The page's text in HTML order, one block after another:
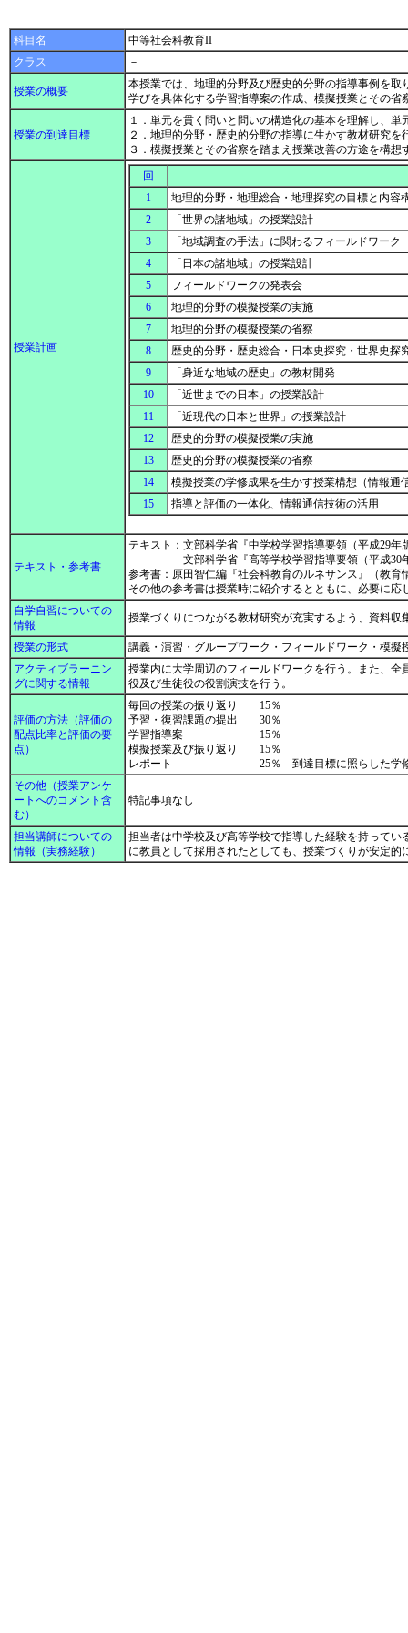
科目名
中等社会科教育II
クラス
－
授業の概要
本授業では、地理的分野及び歴史的分野の指導事例を
学びを具体化する学習指導案の作成、模擬授業とその
授業の到達目標
１．単元を貫く問いと問いの構造化の基本を理解し、
２．地理的分野・歴史的分野の指導に生かす教材研究
３．模擬授業とその省察を踏まえ授業改善の方途を構想
授業計画
回
1
地理的分野・地理総合・地理探究の目標と内
2
「世界の諸地域」の授業設計
3
「地域調査の手法」に関わるフィールドワーク
4
「日本の諸地域」の授業設計
5
フィールドワークの発表会
6
地理的分野の模擬授業の実施
7
地理的分野の模擬授業の省察
8
歴史的分野・歴史総合・日本史探究・世界史
9
「身近な地域の歴史」の教材開発
10
「近世までの日本」の授業設計
11
「近現代の日本と世界」の授業設計
12
歴史的分野の模擬授業の実施
13
歴史的分野の模擬授業の省察
14
模擬授業の学修成果を生かす授業構想（情報通
15
指導と評価の一体化、情報通信技術の活用
テキスト・参考書
テキスト：文部科学省『中学校学習指導要領（平成29
文部科学省『高等学校学習指導要領（平成30年
参考書：原田智仁編『社会科教育のルネサンス』（教育
その他の参考書は授業時に紹介するとともに、必要に
自学自習についての
情報
授業づくりにつながる教材研究が充実するよう、資料
授業の形式
講義・演習・グループワーク・フィールドワーク・模擬
アクティブラーニン
グに関する情報
授業内に大学周辺のフィールドワークを行う。また、
役及び生徒役の役割演技を行う。
評価の方法（評価の
配点比率と評価の要
点）
毎回の授業の振り返り 15％
予習・復習課題の提出 30％
学習指導案 15％
模擬授業及び振り返り 15％
レポート 25％ 到達目標に照らした
その他（授業アンケ
ートへのコメント含
む）
特記事項なし
担当講師についての
情報（実務経験）
担当者は中学校及び高等学校で指導した経験を持って
に教員として採用されたとしても、授業づくりが安定